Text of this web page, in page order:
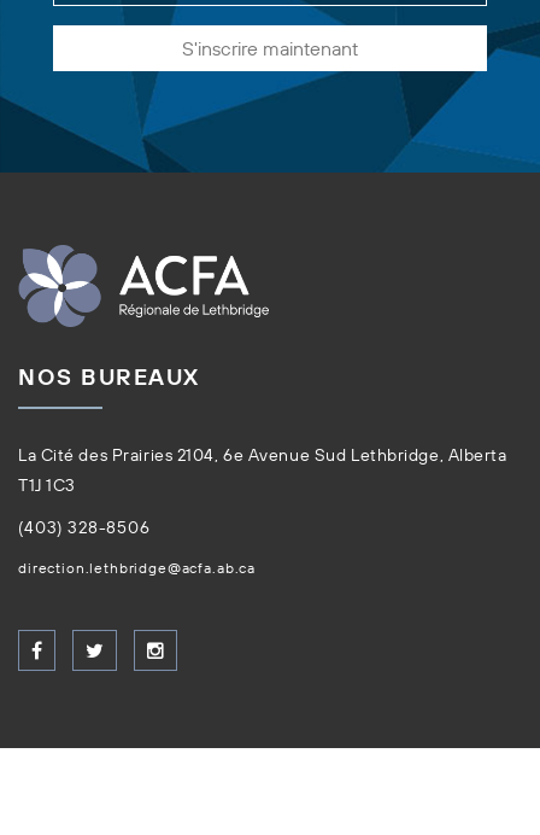
S'inscrire maintenant
NOS BUREAUX
La Cité des Prairies 2104, 6e Avenue Sud Lethbridge, Alberta
T1J 1C3
(403) 328-8506
direction.lethbridge@acfa.ab.ca